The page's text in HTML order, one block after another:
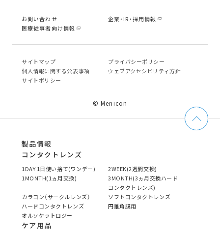
お問い合わせ
企業・IR・採用情報
医療従事者向け情報
サイトマップ
プライバシーポリシー
個⼈情報に関する公表事項
ウェブアクセシビリティ方針
サイトポリシー
© Menicon
製品情報
コンタクトレンズ
1DAY 1日使い捨て(ワンデー)
2WEEK(2週間交換)
1MONTH(1ヵ月交換)
3MONTH(3ヵ月交換ハード
コンタクトレンズ)
カラコン（サークルレンズ）
ソフトコンタクトレンズ
ハードコンタクトレンズ
円錐角膜用
オルソケラトロジー
ケア用品